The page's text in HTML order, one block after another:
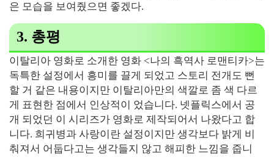
은 모습을 보여줬으면 좋겠다.
3. 총평
이탈리아 영화로 소개한 영화 <나의 흑역사 로맨티카>는
독특한 설정에서 흥미를 끌게 되었고 스토리 전개도 뻔
할 거 같은 내용이지만 이탈리아만의 색깔로 좀 색 다르
게 표현한 점에서 인상적이 었습니다. 넷플릭스에서 공
개 되었던 이 시리즈가 영화로 제작되어서 나왔다고 합
니다. 희귀병과 사랑이란 설정이지만 생각보다 밝게 비
춰져서 어둡다고는 생각들지 않고 해피한 느낌을 줍니